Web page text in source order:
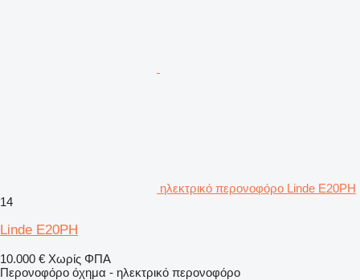
ηλεκτρικό περονοφόρο Linde E20PH
14
Linde E20PH
10.000 € Χωρίς ΦΠΑ
Περονοφόρο όχημα - ηλεκτρικό περονοφόρο